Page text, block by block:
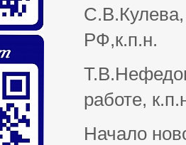
РФ,к.п.н.
работе,
Начало